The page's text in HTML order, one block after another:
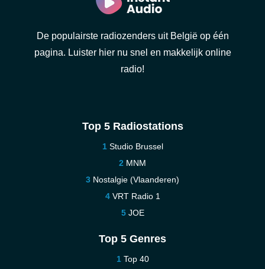
De populairste radiozenders uit België op één
pagina. Luister hier nu snel en makkelijk online
radio!
Top 5 Radiostations
Studio Brussel
MNM
Nostalgie (Vlaanderen)
VRT Radio 1
JOE
Top 5 Genres
Top 40